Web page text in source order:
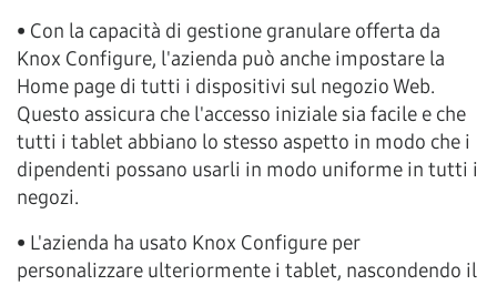
• Con la capacità di gestione granulare offerta da
Knox Configure, l'azienda può anche impostare la
Home page di tutti i dispositivi sul negozio Web.
Questo assicura che l'accesso iniziale sia facile e che
tutti i tablet abbiano lo stesso aspetto in modo che i
dipendenti possano usarli in modo uniforme in tutti i
negozi.
• L'azienda ha usato Knox Configure per
personalizzare ulteriormente i tablet, nascondendo il